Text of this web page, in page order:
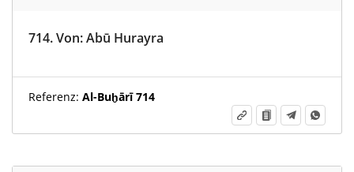
714.Von:Abū Hurayra
Referenz: Al-Buḫārī 714